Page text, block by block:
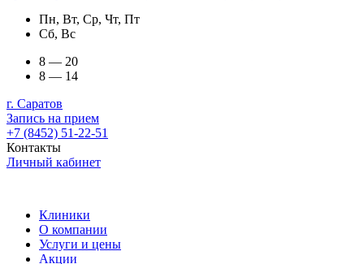
Пн, Вт, Ср, Чт, Пт
Сб, Вс
8 — 20
8 — 14
г. Саратов
Запись на прием
+7 (8452) 51-22-51
Контакты
Личный кабинет
Клиники
О компании
Услуги и цены
Акции